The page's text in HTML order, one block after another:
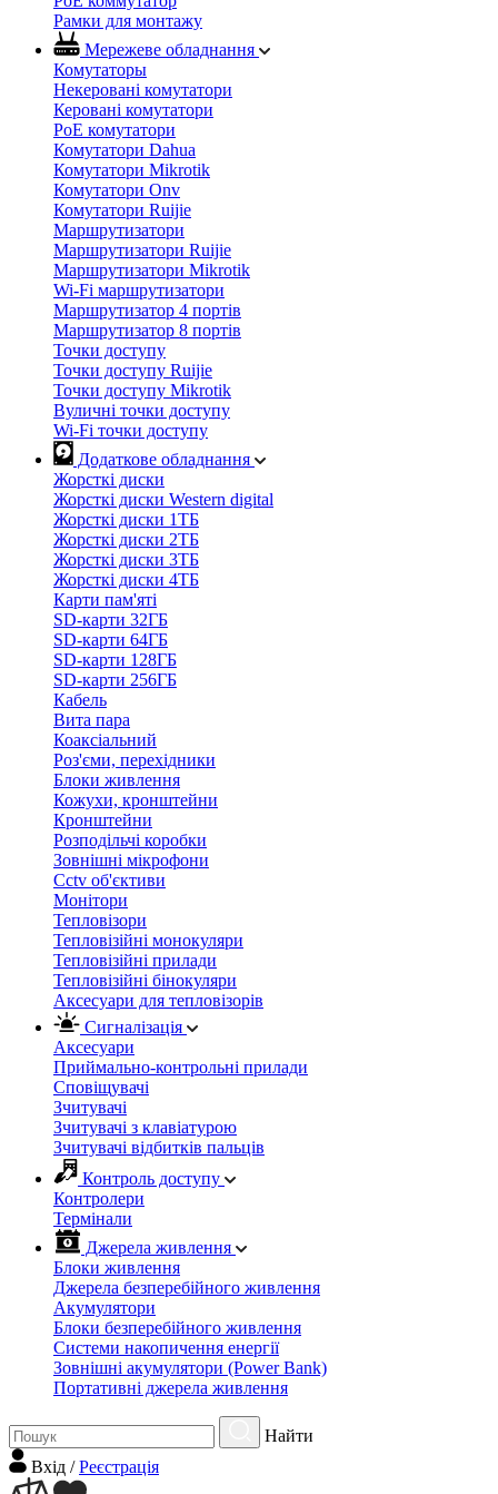
Рамки для монтажу
Мережеве обладнання
Комутаторы
Некеровані комутатори
Керовані комутатори
PoE комутатори
Комутатори Dahua
Комутатори Mikrotik
Комутатори Onv
Комутатори Ruijie
Маршрутизатори
Маршрутизатори Ruijie
Маршрутизатори Mikrotik
Wi-Fi маршрутизатори
Маршрутизатор 4 портів
Маршрутизатор 8 портів
Точки доступу
Точки доступу Ruijie
Точки доступу Mikrotik
Вуличні точки доступу
Wi-Fi точки доступу
Додаткове обладнання
Жорсткі диски
Жорсткі диски Western digital
Жорсткі диски 1ТБ
Жорсткі диски 2ТБ
Жорсткі диски 3ТБ
Жорсткі диски 4ТБ
Карти пам'яті
SD-карти 32ГБ
SD-карти 64ГБ
SD-карти 128ГБ
SD-карти 256ГБ
Кабель
Вита пара
Коаксіальний
Роз'єми, перехідники
Блоки живлення
Кожухи, кронштейни
Кронштейни
Розподільчі коробки
Зовнішні мікрофони
Cctv об'єктиви
Монітори
Тепловізори
Тепловізійні монокуляри
Тепловізійні прилади
Тепловізійні бінокуляри
Аксесуари для тепловізорів
Сигналізація
Аксесуари
Приймально-контрольні прилади
Сповіщувачі
Зчитувачі
Зчитувачі з клавіатурою
Зчитувачі відбитків пальців
Контроль доступу
Контролери
Термінали
Джерела живлення
Блоки живлення
Джерела безперебійного живлення
Акумулятори
Блоки безперебійного живлення
Системи накопичення енергії
Зовнішні акумулятори (Power Bank)
Портативні джерела живлення
Найти
Вхiд /Реєстрація